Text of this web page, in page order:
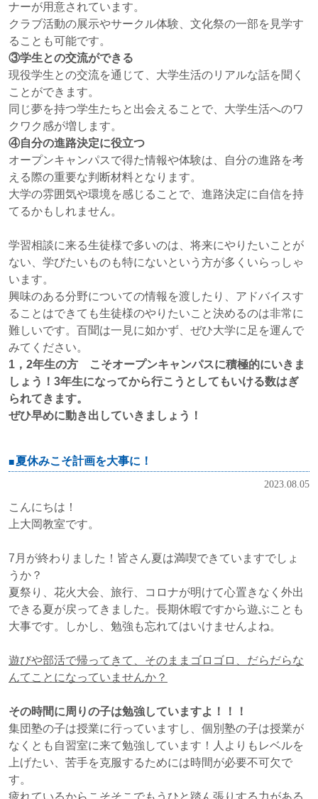
ナーが用意されています。
クラブ活動の展示やサークル体験、文化祭の一部を見学す
ることも可能です。
③学生との交流ができる
現役学生との交流を通じて、大学生活のリアルな話を聞く
ことができます。
同じ夢を持つ学生たちと出会えることで、大学生活へのワ
クワク感が増します。
④自分の進路決定に役立つ
オープンキャンパスで得た情報や体験は、自分の進路を考
える際の重要な判断材料となります。
大学の雰囲気や環境を感じることで、進路決定に自信を持
てるかもしれません。
学習相談に来る生徒様で多いのは、将来にやりたいことが
ない、学びたいものも特にないという方が多くいらっしゃ
います。
興味のある分野についての情報を渡したり、アドバイスす
ることはできても生徒様のやりたいこと決めるのは非常に
難しいです。百聞は一見に如かず、ぜひ大学に足を運んで
みてください。
1，2年生の方 こそオープンキャンパスに積極的にいきま
しょう！3年生になってから行こうとしてもいける数はぎ
られてきます。
ぜひ早めに動き出していきましょう！
夏休みこそ計画を大事に！
2023.08.05
こんにちは！
上大岡教室です。
7月が終わりました！皆さん夏は満喫できていますでしょ
うか？
夏祭り、花火大会、旅行、コロナが明けて心置きなく外出
できる夏が戻ってきました。長期休暇ですから遊ぶことも
大事です。しかし、勉強も忘れてはいけませんよね。
遊びや部活で帰ってきて、そのままゴロゴロ、だらだらな
んてことになっていませんか？
その時間に周りの子は勉強していますよ！！！
集団塾の子は授業に行っていますし、個別塾の子は授業が
なくとも自習室に来て勉強しています！人よりもレベルを
上げたい、苦手を克服するためには時間が必要不可欠で
す。